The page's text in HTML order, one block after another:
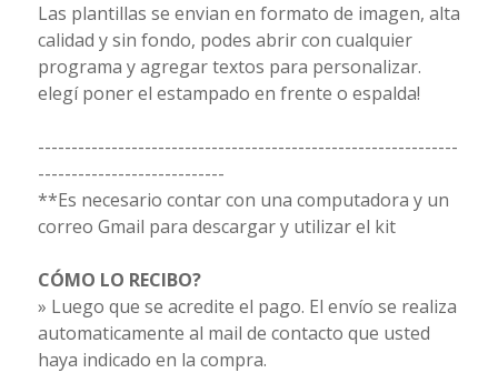
Las plantillas se envian en formato de imagen, alta
calidad y sin fondo, podes abrir con cualquier
programa y agregar textos para personalizar.
elegí poner el estampado en frente o espalda!
---------------------------------------------------------------
----------------------------
**Es necesario contar con una computadora y un
correo Gmail para descargar y utilizar el kit
CÓMO LO RECIBO?
» Luego que se acredite el pago. El envío se realiza
automaticamente al mail de contacto que usted
haya indicado en la compra.